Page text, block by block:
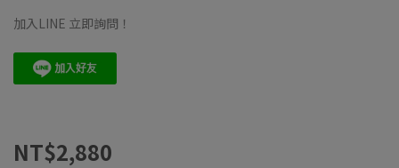
加入LINE 立即詢問！
NT$2,880